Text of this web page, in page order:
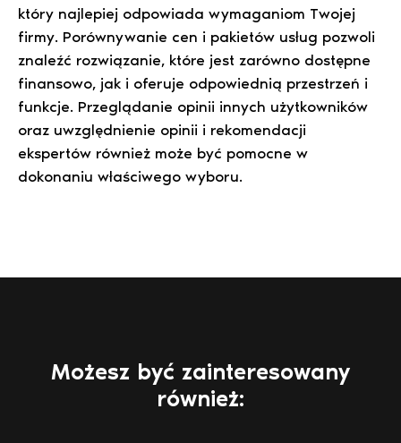
który najlepiej odpowiada wymaganiom Twojej
firmy. Porównywanie cen i pakietów usług pozwoli
znaleźć rozwiązanie, które jest zarówno dostępne
finansowo, jak i oferuje odpowiednią przestrzeń i
funkcje. Przeglądanie opinii innych użytkowników
oraz uwzględnienie opinii i rekomendacji
ekspertów również może być pomocne w
dokonaniu właściwego wyboru.
Możesz być zainteresowany
również: